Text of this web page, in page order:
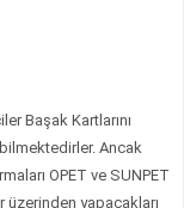
Başak Kartlarını
Ancak
OPET ve SUNPET
yapacakları